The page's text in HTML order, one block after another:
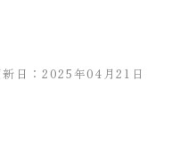
日：2025年04月21日